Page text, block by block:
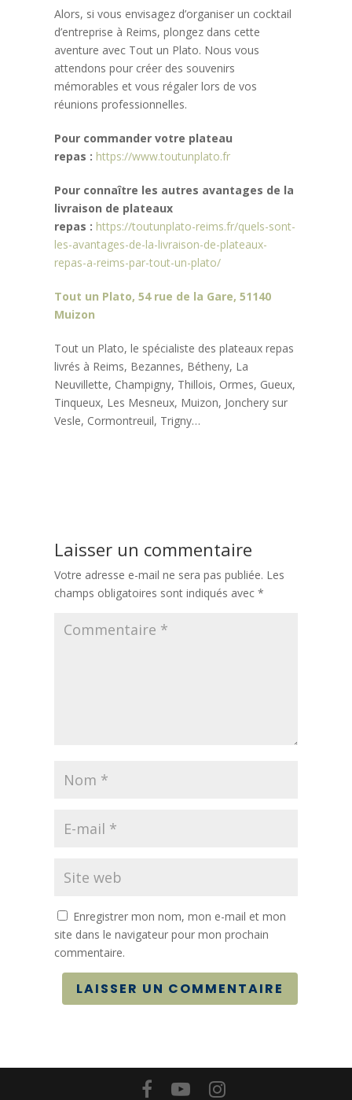
Alors, si vous envisagez d’organiser un cocktail
d’entreprise à Reims, plongez dans cette
aventure avec Tout un Plato. Nous vous
attendons pour créer des souvenirs
mémorables et vous régaler lors de vos
réunions professionnelles.
Pour commander votre plateau
repas : https://www.toutunplato.fr
Pour connaître les autres avantages de la
livraison de plateaux
repas : https://toutunplato-reims.fr/quels-sont-
les-avantages-de-la-livraison-de-plateaux-
repas-a-reims-par-tout-un-plato/
Tout un Plato, 54 rue de la Gare, 51140
Muizon
Tout un Plato, le spécialiste des plateaux repas
livrés à Reims, Bezannes, Bétheny, La
Neuvillette, Champigny, Thillois, Ormes, Gueux,
Tinqueux, Les Mesneux, Muizon, Jonchery sur
Vesle, Cormontreuil, Trigny…
Laisser un commentaire
Votre adresse e-mail ne sera pas publiée. Les
champs obligatoires sont indiqués avec *
Enregistrer mon nom, mon e-mail et mon
site dans le navigateur pour mon prochain
commentaire.
LAISSER UN COMMENTAIRE